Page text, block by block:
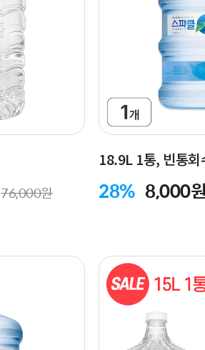
76,000원
18.9L 1통, 빈통회
28% 8,000원